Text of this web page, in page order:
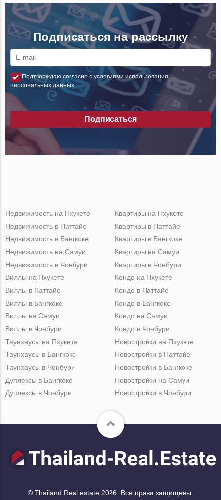
Подписаться на рассылку
Подтверждаю согласие с условиями использования
персональных данных
Подписаться
Недвижимость на Пхукете
Недвижимость в Паттайе
Недвижимость в Бангкоке
Недвижимость на Самуи
Недвижимость в Чонбури
Квартиры на Пхукете
Квартиры в Паттайе
Квартиры в Бангкоке
Квартиры на Самуи
Квартиры в Чонбури
Виллы на Пхукете
Виллы в Паттайе
Виллы в Бангкоке
Виллы на Самуи
Виллы в Чонбури
Кондо на Пхукете
Кондо в Паттайе
Кондо в Бангкоке
Кондо на Самуи
Кондо в Чонбури
Таунхаусы на Пхукете
Таунхаусы в Бангкоке
Таунхаусы в Чонбури
Дуплексы в Бангкоке
Дуплексы в Чонбури
Новостройки на Пхукете
Новостройки в Паттайе
Новостройки в Бангкоке
Новостройки на Самуи
Новостройки в Чонбури
© Thailand Real estate 2026. Все права защищены.